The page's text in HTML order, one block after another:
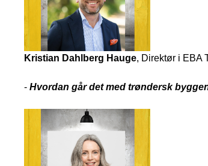
Kristian Dahlberg Hauge, Direktør i EBA
- Hvordan går det med trøndersk